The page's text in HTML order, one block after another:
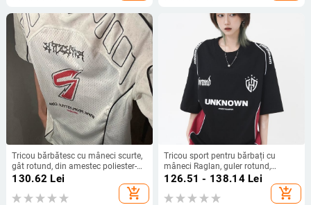
Tricou bărbătesc cu mâneci scurte,
gât rotund, din amestec poliester-
bumbac
130.62 Lei
add_shopping_cart
Tricou sport pentru bărbați cu
mâneci Raglan, guler rotund,
poliester, țesătură respirabilă,
126.51 - 138.14Lei
add_shopping_cart